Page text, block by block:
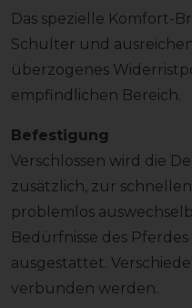
Das spezielle Komfort-
Schulter und
überzogenes
empfindlichen Bereich.
Befestigung
Verschlossen wird die
zusätzlich, zur
problemlos
Bedürfnisse des
ausgestattet.
verbunden werden.